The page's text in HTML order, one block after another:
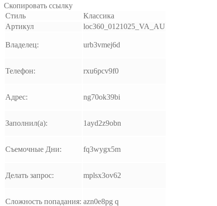
Скопировать ссылку
Стиль
Классика
Артикул
loc360_0121025_VA_AU
Владелец: urb3vmej6d
Телефон: rxu6pcv9f0
Адрес: ng70ok39bi
Заполнил(а): 1ayd2z9obn
Съемочные Дни: fq3wygx5m
Делать запрос: mplsx3ov62
Сложность попадания: azn0e8pg q